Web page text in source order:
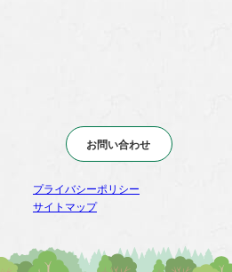
お問い合わせ
プライバシーポリシー
サイトマップ